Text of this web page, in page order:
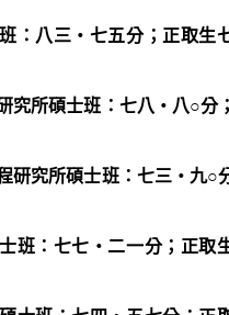
：八三‧七五分；正取生
究所碩士班：七八‧八○分
研究所碩士班：七三‧九○
班：七七‧二一分；正取